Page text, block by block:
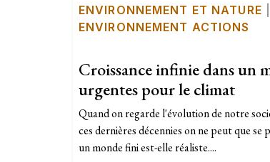
ENVIRONNEMENT ET NATURE
ENVIRONNEMENT ACTIONS
Croissance infinie dans un
urgentes pour le climat
Quand on regarde l'évolution de notre
ces dernières décennies on ne peut que se
un monde fini est-elle réaliste....